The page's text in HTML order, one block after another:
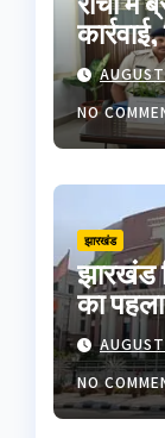
से जुड़ा
NO
झारखंड
झारखंड
का
JSSC
NO